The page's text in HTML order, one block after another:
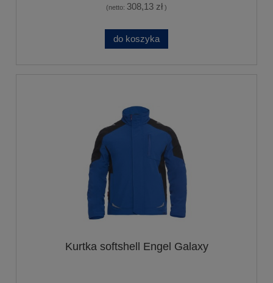
(netto: 308,13 zł )
do koszyka
Kurtka softshell Engel Galaxy